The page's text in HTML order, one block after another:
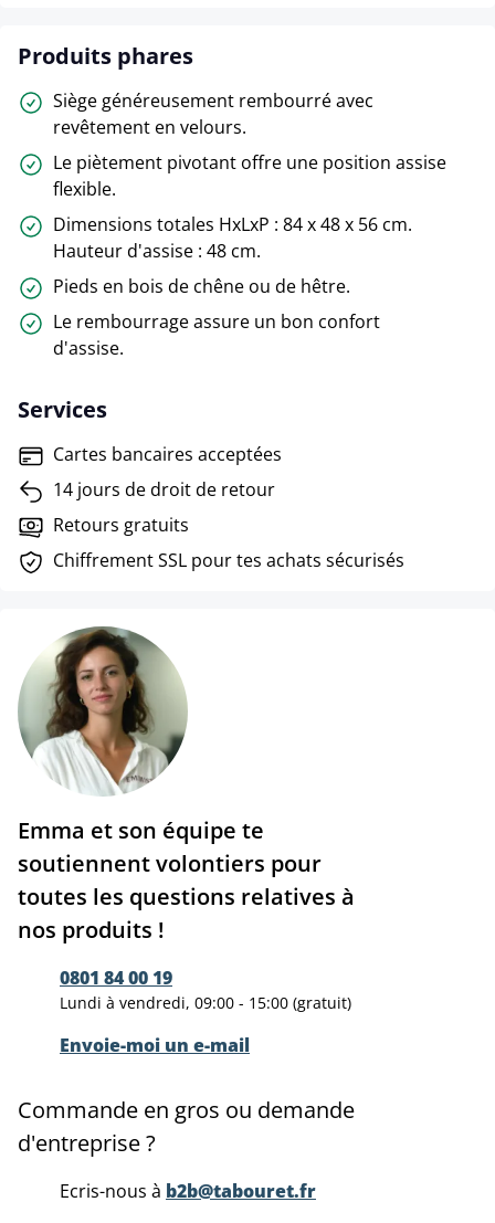
Produits phares
Siège généreusement rembourré avec
revêtement en velours.
Le piètement pivotant offre une position assise
flexible.
Dimensions totales HxLxP : 84 x 48 x 56 cm.
Hauteur d'assise : 48 cm.
Pieds en bois de chêne ou de hêtre.
Le rembourrage assure un bon confort
d'assise.
Services
Cartes bancaires acceptées
14 jours de droit de retour
Retours gratuits
Chiffrement SSL pour tes achats sécurisés
Emma et son équipe te
soutiennent volontiers pour
toutes les questions relatives à
nos produits !
0801 84 00 19
Lundi à vendredi, 09:00 - 15:00 (gratuit)
Envoie-moi un e-mail
Commande en gros ou demande
d'entreprise ?
Ecris-nous à b2b@tabouret.fr